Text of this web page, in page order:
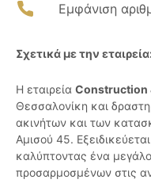
Εμφάνιση
Σχετικά με την
Η εταιρεία Construction
Θεσσαλονίκη και
ακινήτων και των
Αμισού 45.
καλύπτοντας ένα
προσαρμοσμένων στις